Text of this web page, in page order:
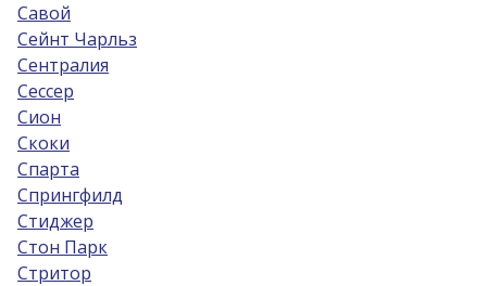
Савой
Сейнт Чарльз
Сентралия
Сессер
Сион
Скоки
Спарта
Спрингфилд
Стиджер
Стон Парк
Стритор